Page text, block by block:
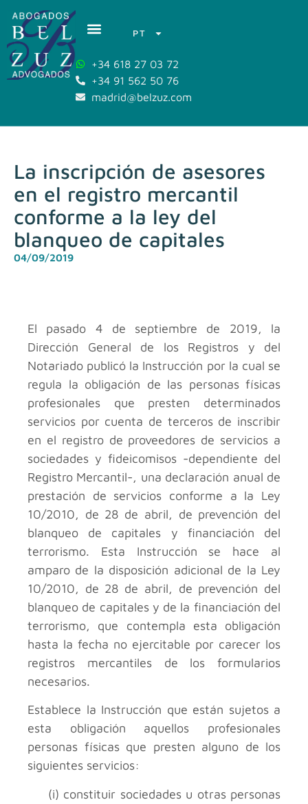
PT
+34 618 27 03 72
+34 91 562 50 76
madrid@belzuz.com
La inscripción de asesores
en el registro mercantil
conforme a la ley del
blanqueo de capitales
04/09/2019
El pasado 4 de septiembre de 2019, la
Dirección General de los Registros y del
Notariado publicó la Instrucción por la cual se
regula la obligación de las personas físicas
profesionales que presten determinados
servicios por cuenta de terceros de inscribir
en el registro de proveedores de servicios a
sociedades y fideicomisos -dependiente del
Registro Mercantil-, una declaración anual de
prestación de servicios conforme a la Ley
10/2010, de 28 de abril, de prevención del
blanqueo de capitales y financiación del
terrorismo. Esta Instrucción se hace al
amparo de la disposición adicional de la Ley
10/2010, de 28 de abril, de prevención del
blanqueo de capitales y de la financiación del
terrorismo, que contempla esta obligación
hasta la fecha no ejercitable por carecer los
registros mercantiles de los formularios
necesarios.
Establece la Instrucción que están sujetos a
esta obligación aquellos profesionales
personas físicas que presten alguno de los
siguientes servicios:
(i) constituir sociedades u otras personas